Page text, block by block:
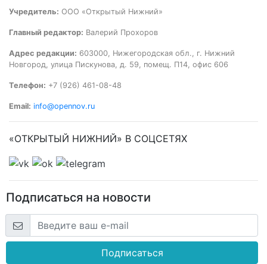
Учредитель: ООО «Открытый Нижний»
Главный редактор: Валерий Прохоров
Адрес редакции: 603000, Нижегородская обл., г. Нижний
Новгород, улица Пискунова, д. 59, помещ. П14, офис 606
Телефон: +7 (926) 461-08-48
Email: info@opennov.ru
«ОТКРЫТЫЙ НИЖНИЙ» В СОЦСЕТЯХ
Подписаться на новости
Подписаться